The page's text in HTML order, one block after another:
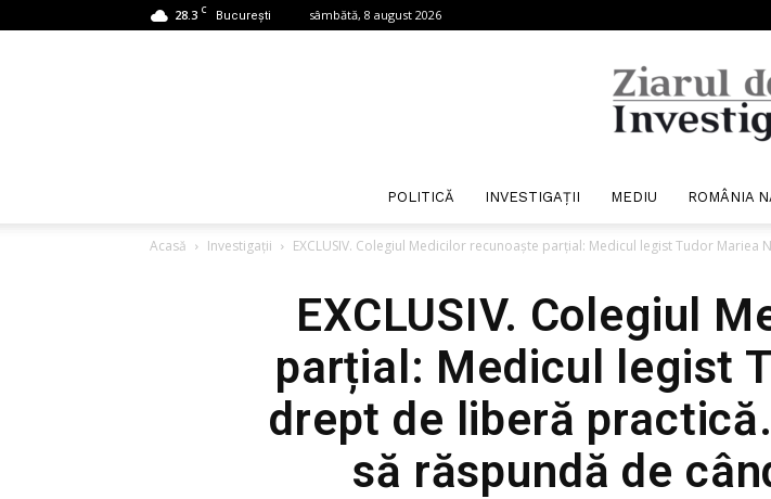
28.3 C București sâmbătă, 8 august 2026
de
POLITICĂ INVESTIGAȚII MEDIU ROMÂNIA
Acasă Investigații EXCLUSIV. Colegiul Medicilor recunoaște parțial: Medicul legist Tudor Mariea
EXCLUSIV. Colegiul
parțial: Medicul legist
drept de liberă
să răspundă de